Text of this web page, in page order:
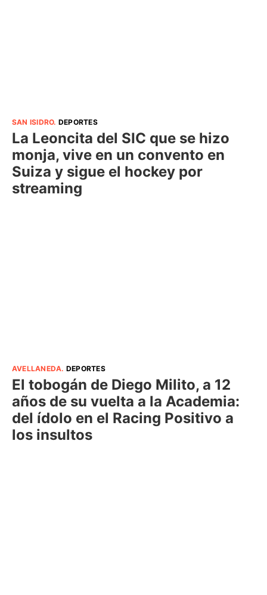
SAN ISIDRO. DEPORTES
La Leoncita del SIC que se hizo
monja, vive en un convento en
Suiza y sigue el hockey por
streaming
AVELLANEDA. DEPORTES
El tobogán de Diego Milito, a 12
años de su vuelta a la Academia:
del ídolo en el Racing Positivo a
los insultos